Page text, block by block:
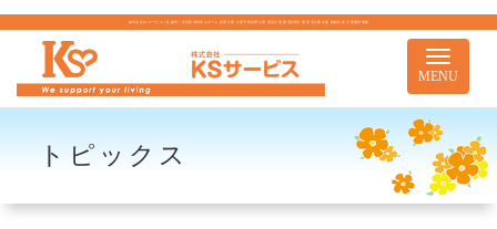
株式会社KSサービス｜札幌市｜住宅型有料老人ホーム 訪問介護 介護予防訪問介護 居宅介護 重度訪問介護 居宅介護支援 移動支援 児童通所事業
Toggle
MENU
トピックス